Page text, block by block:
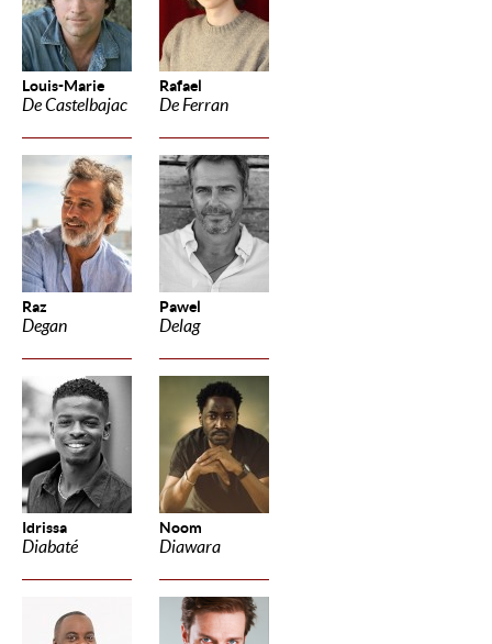
Louis-Marie
De Castelbajac
Rafael
De Ferran
Raz
Degan
Pawel
Delag
Idrissa
Diabaté
Noom
Diawara